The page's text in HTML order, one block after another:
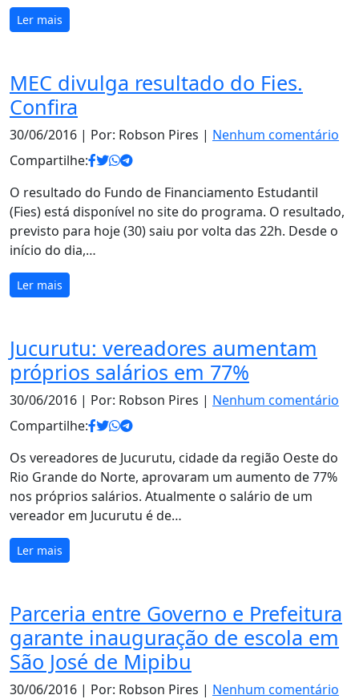
Ler mais
MEC divulga resultado do Fies.
Confira
30/06/2016 | Por: Robson Pires | Nenhum comentário
Compartilhe:
O resultado do Fundo de Financiamento Estudantil
(Fies) está disponível no site do programa. O resultado,
previsto para hoje (30) saiu por volta das 22h. Desde o
início do dia,…
Ler mais
Jucurutu: vereadores aumentam
próprios salários em 77%
30/06/2016 | Por: Robson Pires | Nenhum comentário
Compartilhe:
Os vereadores de Jucurutu, cidade da região Oeste do
Rio Grande do Norte, aprovaram um aumento de 77%
nos próprios salários. Atualmente o salário de um
vereador em Jucurutu é de…
Ler mais
Parceria entre Governo e Prefeitura
garante inauguração de escola em
São José de Mipibu
30/06/2016 | Por: Robson Pires | Nenhum comentário